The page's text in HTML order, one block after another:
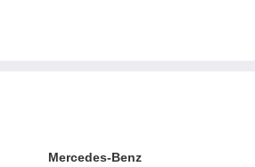
Mercedes-Benz